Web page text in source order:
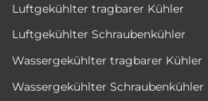
Luftgekühlter tragbarer Kühler
Luftgekühlter Schraubenkühler
Wassergekühlter tragbarer Kühler
Wassergekühlter Schraubenkühler